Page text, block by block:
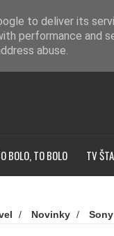
BOLO, TO BOLO TV
/ Novinky / Sony
to deliver its
performance and
abuse.